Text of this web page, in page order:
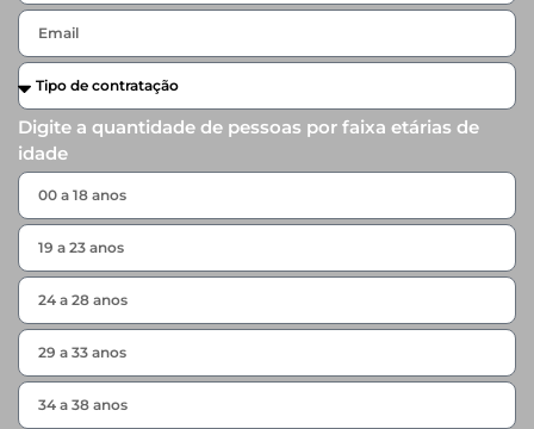
Digite a quantidade de pessoas por faixa etárias de
idade